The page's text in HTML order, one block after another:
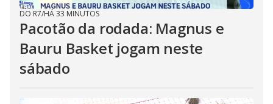
DO R7/HÁ 33 MINUTOS
Pacotão da rodada: Magnus e
Bauru Basket jogam neste
sábado